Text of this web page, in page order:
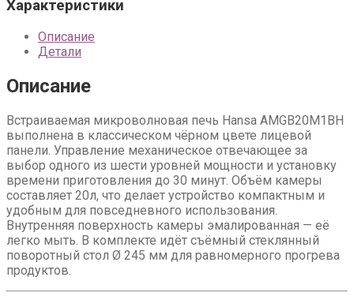
Характеристики
Описание
Детали
Описание
Встраиваемая микроволновая печь Hansa AMGB20M1BH
выполнена в классическом чёрном цвете лицевой
панели. Управление механическое отвечающее за
выбор одного из шести уровней мощности и установку
времени приготовления до 30 минут. Объём камеры
составляет 20л, что делает устройство компактным и
удобным для повседневного использования.
Внутренняя поверхность камеры эмалированная — её
легко мыть. В комплекте идёт съёмный стеклянный
поворотный стол Ø 245 мм для равномерного прогрева
продуктов.